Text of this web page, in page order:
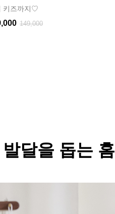
키즈까지♡
149,000
달을 돕는